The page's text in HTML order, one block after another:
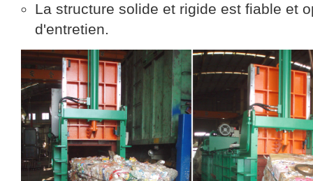
La structure solide et rigide est fiable et
d'entretien.